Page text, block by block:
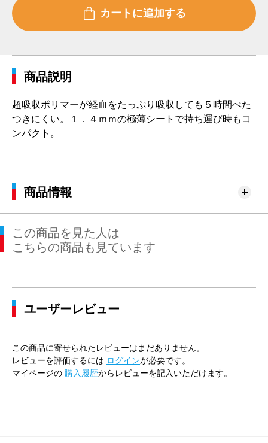
商品説明
超吸収ポリマーが経血をたっぷり吸収しても５時間べた
つきにくい。１．４ｍｍの極薄シートで持ち運び時もコ
ンパクト。
商品情報
この商品を見た人は
こちらの商品も見ています
ユーザーレビュー
この商品に寄せられたレビューはまだありません。
レビューを評価するには ログインが必要です。
マイページの 購入履歴からレビューを記入いただけます。